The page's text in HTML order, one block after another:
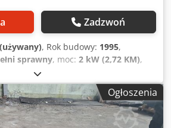
Zadzwoń
, Rok budowy: 1995,
sprawny, moc: 2 kW (2,72 KM),
, Piła ramieniowa Graule do
tnie wyłącznie pod kątem 90°!!!
Głębokość cięcia: 135 mm Średnica
Dgdkj Ailoa Średnica odciągu:
Ogłoszenia